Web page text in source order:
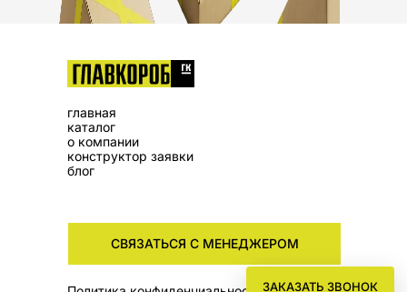
главная
каталог
о компании
конструктор заявки
блог
СВЯЗАТЬСЯ С МЕНЕДЖЕРОМ
ЗАКАЗАТЬ ЗВОНОК